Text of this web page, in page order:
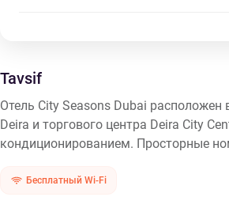
Tavsif
Отель City Seasons Dubai
Deira и торгового центра Deira City
кондиционированием. Просторные
Бесплатный Wi-Fi